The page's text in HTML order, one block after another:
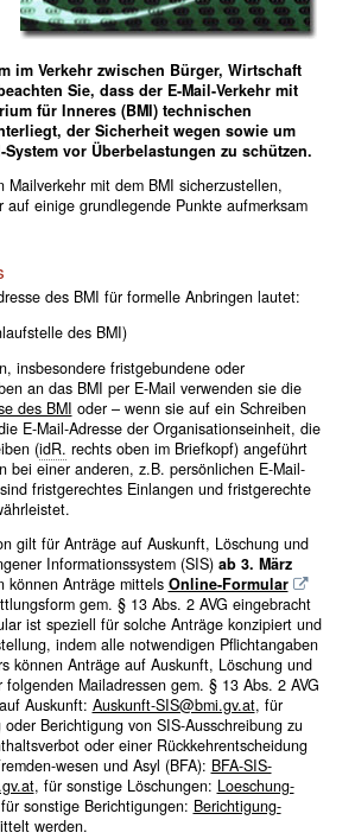
im Verkehr zwischen Bürger, Wirtschaft
Sie, dass der E-Mail-Verkehr mit
für Inneres (BMI) technischen
der Sicherheit wegen sowie um
System vor Überbelastungen zu schützen.
Mailverkehr mit dem BMI sicherzustellen,
auf einige grundlegende Punkte aufmerksam
des BMI für formelle Anbringen lautet:
des BMI)
insbesondere fristgebundene oder
an das BMI per E-Mail verwenden sie die
des BMI oder – wenn sie auf ein Schreiben
E-Mail-Adresse der Organisationseinheit, die
(idR. rechts oben im Briefkopf) angeführt
bei einer anderen, z.B. persönlichen E-Mail-
fristgerechtes Einlangen und fristgerechte
gilt für Anträge auf Auskunft, Löschung und
Informationssystem (SIS) ab 3. März
können Anträge mittels Online-Formular
gem. § 13 Abs. 2 AVG eingebracht
ist speziell für solche Anträge konzipiert und
indem alle notwendigen Pflichtangaben
können Anträge auf Auskunft, Löschung und
Mailadressen gem. § 13 Abs. 2 AVG
Auskunft: Auskunft-SIS@bmi.gv.at, für
Berichtigung von SIS-Ausschreibung zu
oder einer Rückkehrentscheidung
wesen und Asyl (BFA): BFA-SIS-
, für sonstige Löschungen: Loeschung-
sonstige Berichtigungen: Berichtigung-
werden.